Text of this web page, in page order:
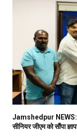
Jamshedpur NEWS:
सीनियर जीएम को सौंपा